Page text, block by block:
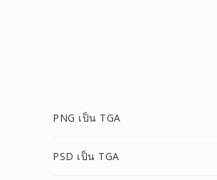
PNG เป็น TGA
PSD เป็น TGA